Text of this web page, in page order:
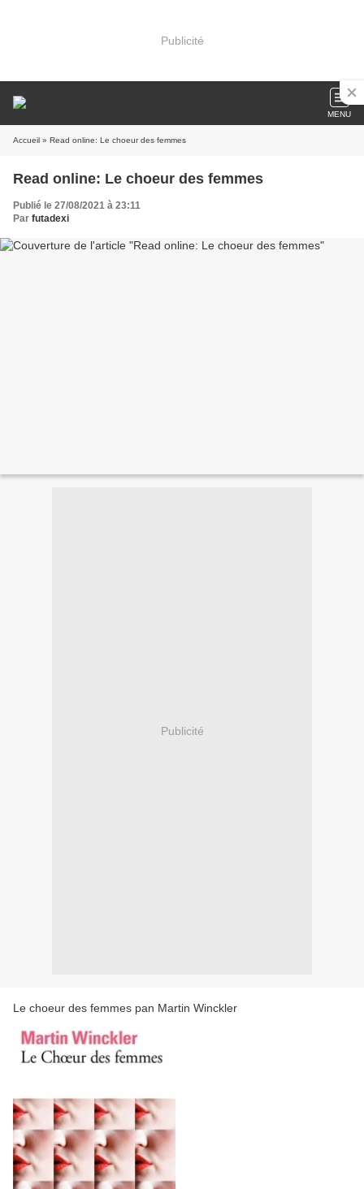
Publicité
MENU
Accueil » Read online: Le choeur des femmes
Read online: Le choeur des femmes
Publié le 27/08/2021 à 23:11
Par futadexi
Publicité
Le choeur des femmes pan Martin Winckler